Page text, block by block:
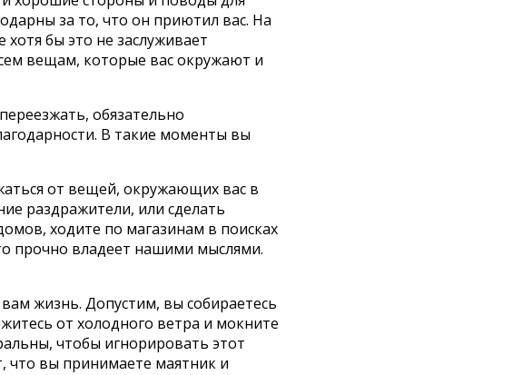
за то, что он приютил вас. На
хотя бы это не заслуживает
вещам, которые вас окружают и
обязательно
В такие моменты вы
от вещей, окружающих вас в
раздражители, или сделать
ходите по магазинам в поисках
прочно владеет нашими мыслями.
жизнь. Допустим, вы собираетесь
от холодного ветра и мокните
чтобы игнорировать этот
что вы принимаете маятник и